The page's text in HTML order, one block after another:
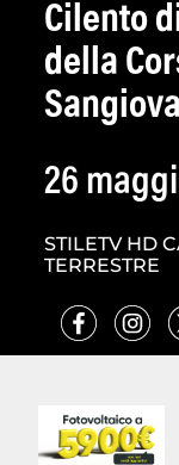
Cilento
della
26
STILETV HD
TERRESTRE